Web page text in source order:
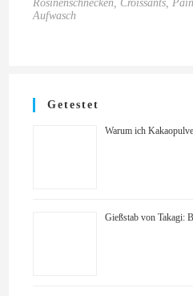
Rosinenschnecken, Croissants,
Aufwasch
Getestet
Warum ich
Gießstab von Takagi: